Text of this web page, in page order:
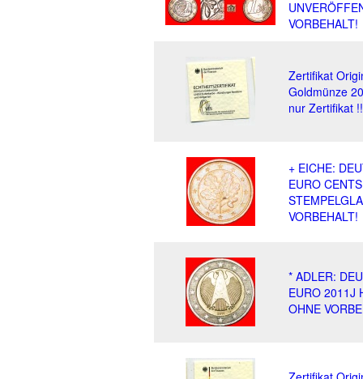
VORBEHALT!
Zertifikat
Goldmünze
nur Zertifikat
+ EICHE:
EURO
VORBEHALT!
* ADLER:
EURO 2011J
OHNE